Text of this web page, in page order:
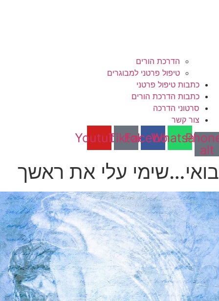
הדרכת הורים
טיפול פרטני למבוגרים
כתבות טיפול פרטני
כתבות הדרכת הורים
סרטוני הדרכה
צור קשר
alt
Whatsapp
Facebook
Tiktok
Youtube
בואי…שימי עלי את ראשך